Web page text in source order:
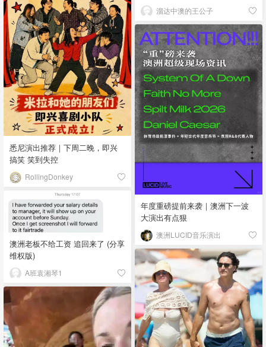
溜达中澳的王公子
悉尼演出推荐｜下周二晚，即兴
搞笑 笑到失控
RollingDonkey
年度重磅提前来袭｜澳洲下一波
大演出有点狠
澳洲LUCID音乐演出
澳洲老板不给工资 追回来了 (分享
维权版)
A班袁湘琴1